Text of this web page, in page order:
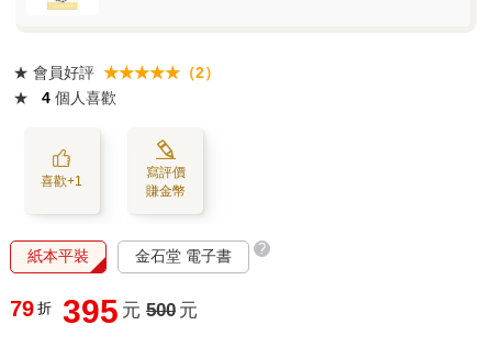
★ 會員好評 ★★★★★（2）
★
4 個人喜歡
喜歡+1
寫評價
賺金幣
紙本平裝 金石堂 電子書 ?
79 折 395 元 500 元